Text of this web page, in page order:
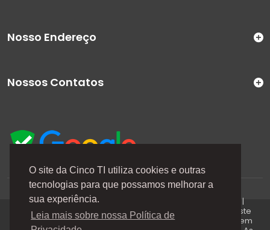
O site da Cinco TI utiliza cookies e outras
tecnologias para que possamos melhorar a
sua experiência.
Leia mais sobre nossa Política de
A Cinco TI (5TI) é uma marca registrada de CINCO TI
COMERCIO E SERVICOS LTDA | CNPJ: 08.307.867/0001-04 |
Todos os direitos reservados. Os preços anunciados neste
site ou via e-mails promocionais podem ser alterados sem
Nosso Endereço
Nossos Contatos